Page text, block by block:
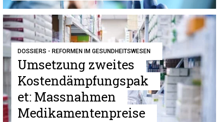
DOSSIERS - REFORMEN IM GESUNDHEITSWESEN
Umsetzung zweites
Kostendämpfungspak
et: Massnahmen
Medikamentenpreise